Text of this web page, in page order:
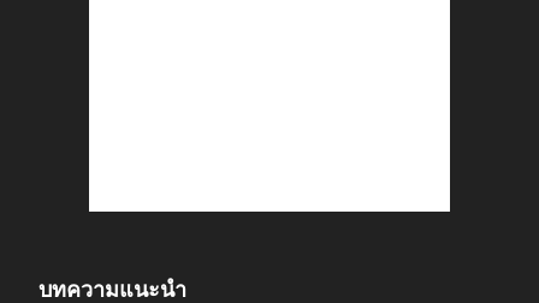
บทความแนะนำ